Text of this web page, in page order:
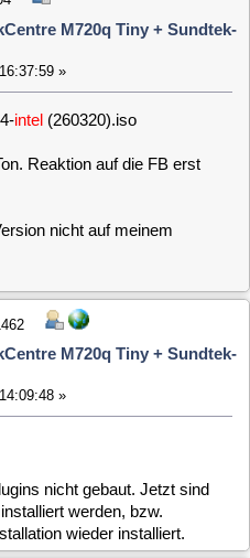
Tiny + Sundtek-
nicht gefunden.
M720q Tiny + Sundtek-
Es heißt jetzt
aber bereits installiert
/ Testbericht
Tiny + Sundtek-